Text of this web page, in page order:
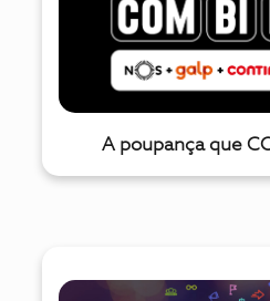
A poupança que